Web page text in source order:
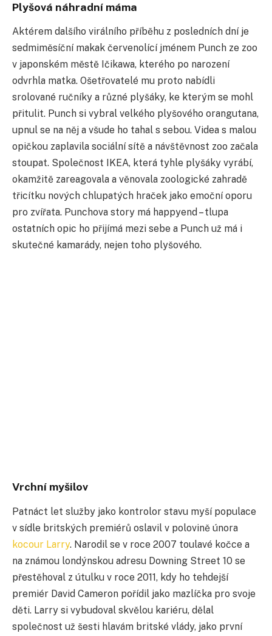
Plyšová náhradní máma
Aktérem dalšího virálního příběhu z posledních dní je
sedmiměsíční makak červenolící jménem Punch ze zoo
v japonském městě Ičikawa, kterého po narození
odvrhla matka. Ošetřovatelé mu proto nabídli
srolované ručníky a různé plyšáky, ke kterým se mohl
přitulit. Punch si vybral velkého plyšového orangutana,
upnul se na něj a všude ho tahal s sebou. Videa s malou
opičkou zaplavila sociální sítě a návštěvnost zoo začala
stoupat. Společnost IKEA, která tyhle plyšáky vyrábí,
okamžitě zareagovala a věnovala zoologické zahradě
třicítku nových chlupatých hraček jako emoční oporu
pro zvířata. Punchova story má happyend – tlupa
ostatních opic ho přijímá mezi sebe a Punch už má i
skutečné kamarády, nejen toho plyšového.
Vrchní myšilov
Patnáct let služby jako kontrolor stavu myší populace
v sídle britských premiérů oslavil v polovině února
kocour Larry. Narodil se v roce 2007 toulavé kočce a
na známou londýnskou adresu Downing Street 10 se
přestěhoval z útulku v roce 2011, kdy ho tehdejší
premiér David Cameron pořídil jako mazlíčka pro svoje
děti. Larry si vybudoval skvělou kariéru, dělal
společnost už šesti hlavám britské vlády, jako první